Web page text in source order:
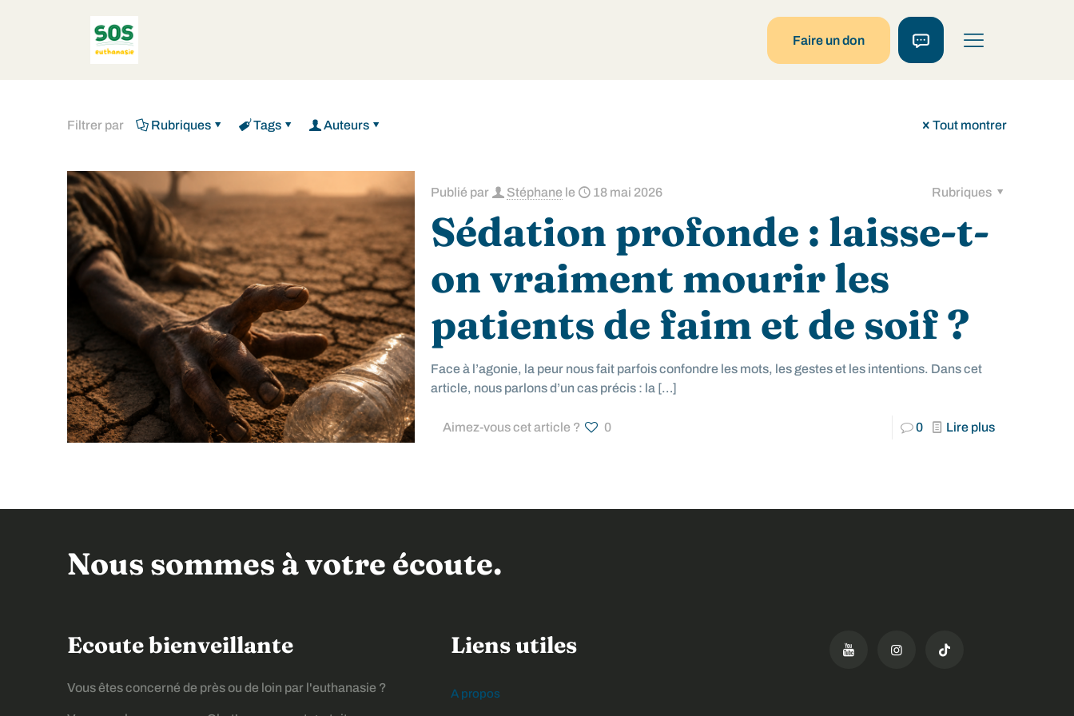
Faire un don
Filtrer par Rubriques Tags Auteurs Tout montrer
Publié par Stéphane le 18 mai 2026 Rubriques
Sédation profonde : laisse-t-
on vraiment mourir les
patients de faim et de soif ?
Face à l’agonie, la peur nous fait parfois confondre les mots, les gestes et les intentions. Dans cet
article, nous parlons d’un cas précis : la […]
Aimez-vous cet article ? 0 0 Lire plus
Nous sommes à votre écoute.
Ecoute bienveillante
Vous êtes concerné de près ou de loin par l'euthanasie ?
Liens utiles
A propos